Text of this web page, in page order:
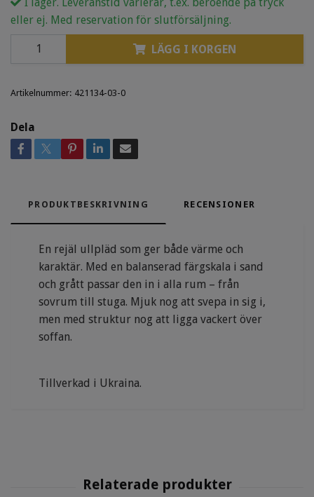
I lager. Leveranstid varierar, t.ex. beroende på tryck
eller ej. Med reservation för slutförsäljning.
LÄGG I KORGEN
Artikelnummer: 421134-03-0
Dela
PRODUKTBESKRIVNING RECENSIONER
En rejäl ullpläd som ger både värme och
karaktär. Med en balanserad färgskala i sand
och grått passar den in i alla rum – från
sovrum till stuga. Mjuk nog att svepa in sig i,
men med struktur nog att ligga vackert över
soffan.
Tillverkad i Ukraina.